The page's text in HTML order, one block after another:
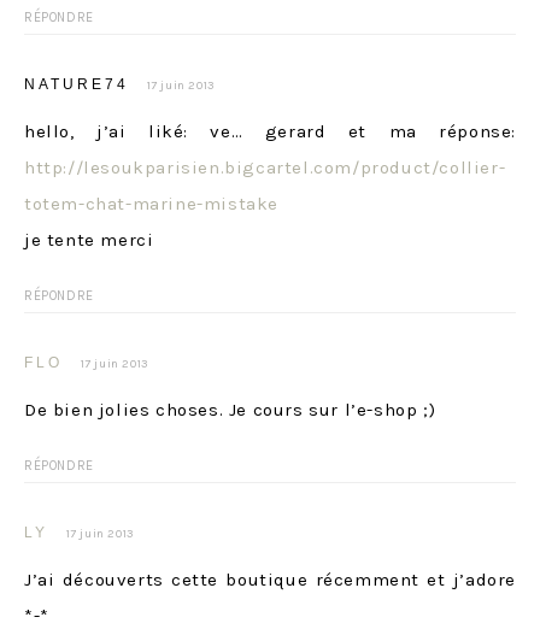
RÉPONDRE
NATURE74 17 juin 2013
hello, j’ai liké: ve… gerard et ma réponse:
http://lesoukparisien.bigcartel.com/product/collier-
totem-chat-marine-mistake
je tente merci
RÉPONDRE
FLO 17 juin 2013
De bien jolies choses. Je cours sur l’e-shop ;)
RÉPONDRE
LY 17 juin 2013
J’ai découverts cette boutique récemment et j’adore
*-*